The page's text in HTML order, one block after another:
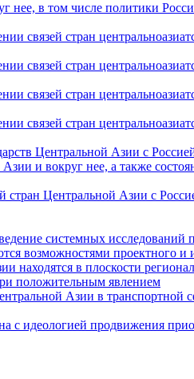
в том числе политики
стран
стран
стран
стран
Центральной Азии с
и вокруг нее, а также
Центральной Азии с
системных исследований
возможностями проектного и
находятся в плоскости
положительным явлением
Азии в
с идеологией продвижения